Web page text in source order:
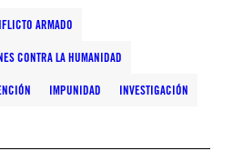
ARMADO
CONTRA LA HUMANIDAD
IMPUNIDAD INVESTIGACIÓN